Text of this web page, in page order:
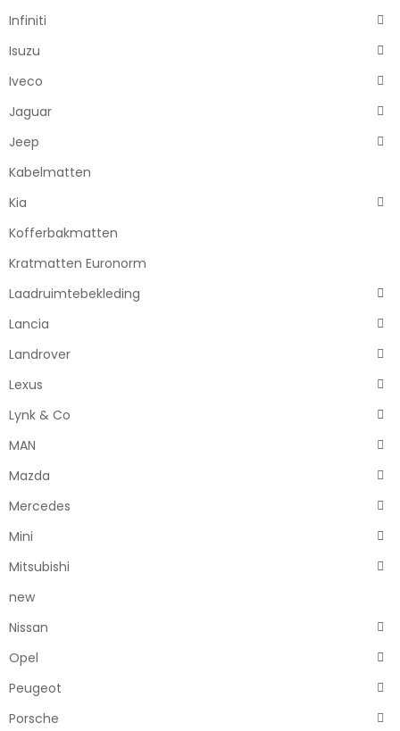
Infiniti
Isuzu
Iveco
Jaguar
Jeep
Kabelmatten
Kia
Kofferbakmatten
Kratmatten Euronorm
Laadruimtebekleding
Lancia
Landrover
Lexus
Lynk & Co
MAN
Mazda
Mercedes
Mini
Mitsubishi
new
Nissan
Opel
Peugeot
Porsche